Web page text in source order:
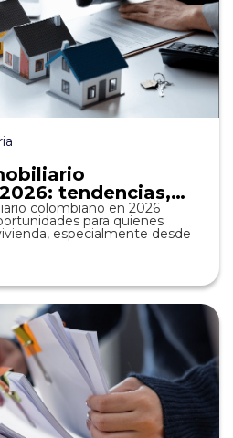
tendencias,
de
colombiano en 2026
para quienes
especialmente desde